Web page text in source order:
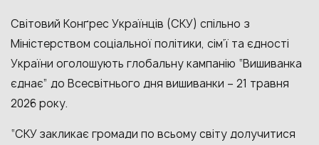
Світовий Конґрес Українців (СКУ) спільно з
Міністерством соціальної політики, сім’ї та єдності
України оголошують глобальну кампанію “Вишиванка
єднає” до Всесвітнього дня вишиванки – 21 травня
2026 року.
“СКУ закликає громади по всьому світу долучитися